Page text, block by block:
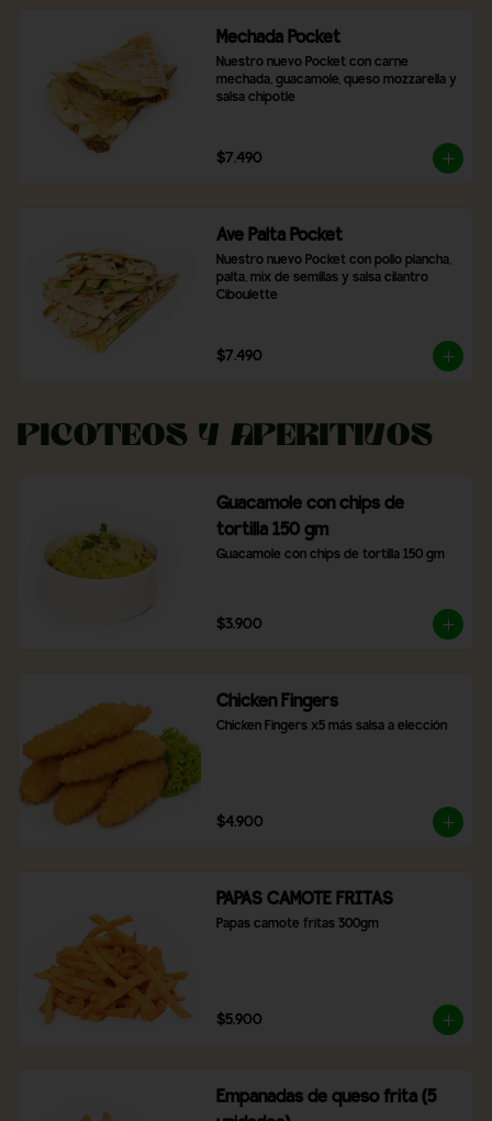
Mechada Pocket
Nuestro nuevo Pocket con carne
mechada, guacamole, queso mozzarella y
salsa chipotle
$7.490
Ave Palta Pocket
Nuestro nuevo Pocket con pollo plancha,
palta, mix de semillas y salsa cilantro
Ciboulette
$7.490
Picoteos y Aperitivos
Guacamole con chips de
tortilla 150 gm
Guacamole con chips de tortilla 150 gm
$3.900
Chicken Fingers
Chicken Fingers x5 más salsa a elección
$4.900
PAPAS CAMOTE FRITAS
Papas camote fritas 300gm
$5.900
Empanadas de queso frita (5